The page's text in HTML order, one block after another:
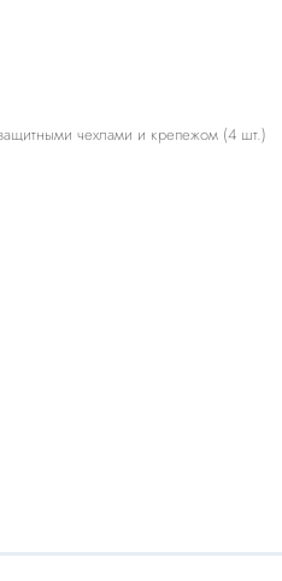
чехлами и крепежом (4 шт.)